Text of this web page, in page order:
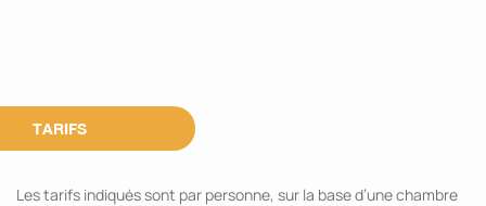
TARIFS
Les tarifs indiqués sont par personne, sur la base d’une chambre